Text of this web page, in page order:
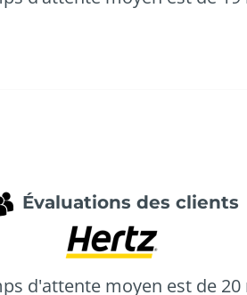
Évaluations des clients
d'attente moyen est de